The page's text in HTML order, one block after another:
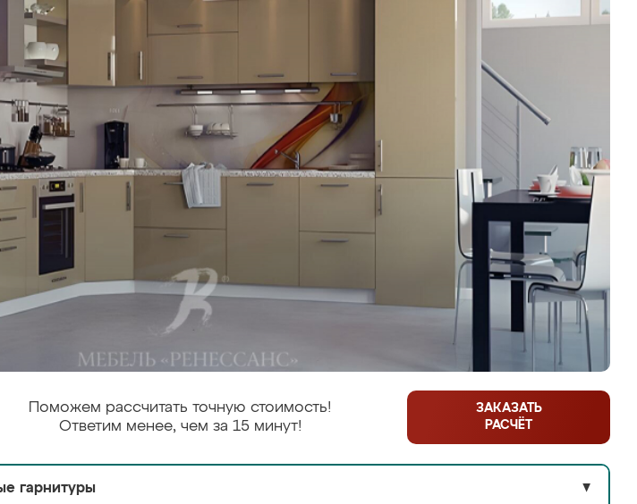
Поможем рассчитать точную стоимость!
Ответим менее, чем за 15 минут!
ЗАКАЗАТЬ
РАСЧЁТ
гарнитуры ▼